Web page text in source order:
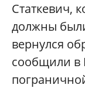
Статкевич,
должны
вернулся
сообщили в